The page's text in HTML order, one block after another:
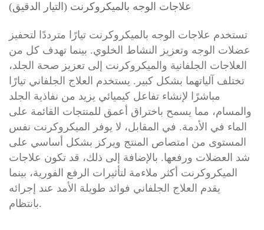
علاجات الوجه بالميكروكرنت (التيار الدقيق)
تستخدم علاجات الوجه بالميكروكرنت تيارًا مترددًا لتحفيز
عضلات الوجه وتعزيز النشاط الخلوي. بينما تهدف كل من
العلاجات الجلفانية والميكروكرنت إلى تعزيز صحة الجلد،
تختلف آلياتهما بشكل كبير. يستخدم العلاج الجلفاني تيارًا
مباشرًا لإنشاء تفاعل كيميائي يزيد من نفاذية الجلد
والمسام، مما يسمح باختراق أعمق للمنتجات القائمة على
الماء في الأدمة. في المقابل، لا يوفر الميكروكرنت نفس
المستوى من امتصاص المنتج ويركز بشكل أساسي على
شد العضلات ورفعها. بالإضافة إلى ذلك، قد تكون علاجات
الميكروكرنت أكثر ملاءمة لتأثيرات الرفع الفورية، بينما
يقدم العلاج الجلفاني فوائد طويلة الأمد عند إجرائه
بانتظام.